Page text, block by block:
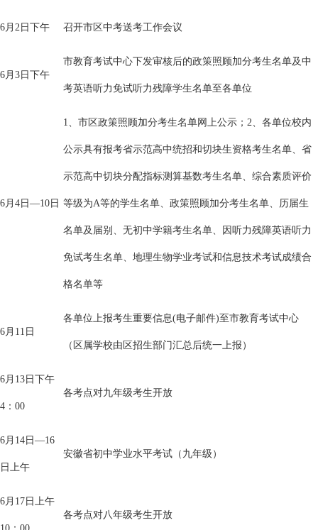
6月2日下午 召开市区中考送考工作会议
6月3日下午
市教育考试中心下发审核后的政策照顾加分考生名单及中
考英语听力免试听力残障学生名单至各单位
6月4日—10日
1、市区政策照顾加分考生名单网上公示；2、各单位校内
公示具有报考省示范高中统招和切块生资格考生名单、省
示范高中切块分配指标测算基数考生名单、综合素质评价
等级为A等的学生名单、政策照顾加分考生名单、历届生
名单及届别、无初中学籍考生名单、因听力残障英语听力
免试考生名单、地理生物学业考试和信息技术考试成绩合
格名单等
6月11日
各单位上报考生重要信息(电子邮件)至市教育考试中心
（区属学校由区招生部门汇总后统一上报）
6月13日下午
4：00
各考点对九年级考生开放
6月14日—16
日上午
安徽省初中学业水平考试（九年级）
6月17日上午
各考点对八年级考生开放